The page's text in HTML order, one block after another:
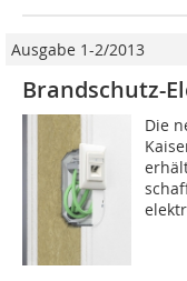
Ausgabe 1-2/2013
Brandschutz-
Die